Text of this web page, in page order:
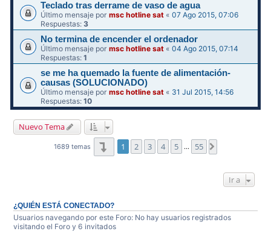
Teclado tras derrame de vaso de agua
Último mensaje pormsc hotline sat «07 Ago 2015, 07:06
Respuestas:3
No termina de encender el ordenador
Último mensaje pormsc hotline sat «04 Ago 2015, 07:14
Respuestas:1
se me ha quemado la fuente de alimentación-
causas (SOLUCIONADO)
Último mensaje pormsc hotline sat « 31 Jul 2015, 14:56
Respuestas:10
Nuevo Tema
1689 temas Página1 de 55
1 2 3 4 5 … 55
Ir a
¿QUIÉN ESTÁ CONECTADO?
Usuarios navegando por este Foro: No hay usuarios registrados
visitando el Foro y 6 invitados